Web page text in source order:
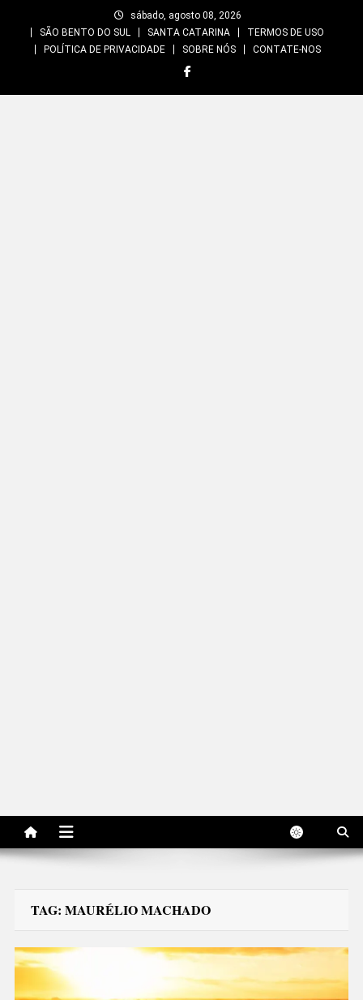
sábado, agosto 08, 2026
SÃO BENTO DO SUL
SANTA CATARINA
TERMOS DE USO
POLÍTICA DE PRIVACIDADE
SOBRE NÓS CONTATE-NOS
TAG: MAURÉLIO MACHADO